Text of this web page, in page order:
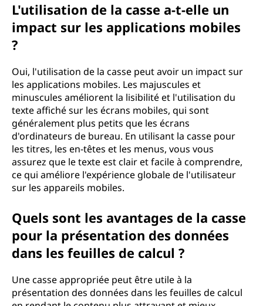
L'utilisation de la casse a-t-elle un
impact sur les applications mobiles
?
Oui, l'utilisation de la casse peut avoir un impact sur
les applications mobiles. Les majuscules et
minuscules améliorent la lisibilité et l'utilisation du
texte affiché sur les écrans mobiles, qui sont
généralement plus petits que les écrans
d'ordinateurs de bureau. En utilisant la casse pour
les titres, les en-têtes et les menus, vous vous
assurez que le texte est clair et facile à comprendre,
ce qui améliore l'expérience globale de l'utilisateur
sur les appareils mobiles.
Quels sont les avantages de la casse
pour la présentation des données
dans les feuilles de calcul ?
Une casse appropriée peut être utile à la
présentation des données dans les feuilles de calcul